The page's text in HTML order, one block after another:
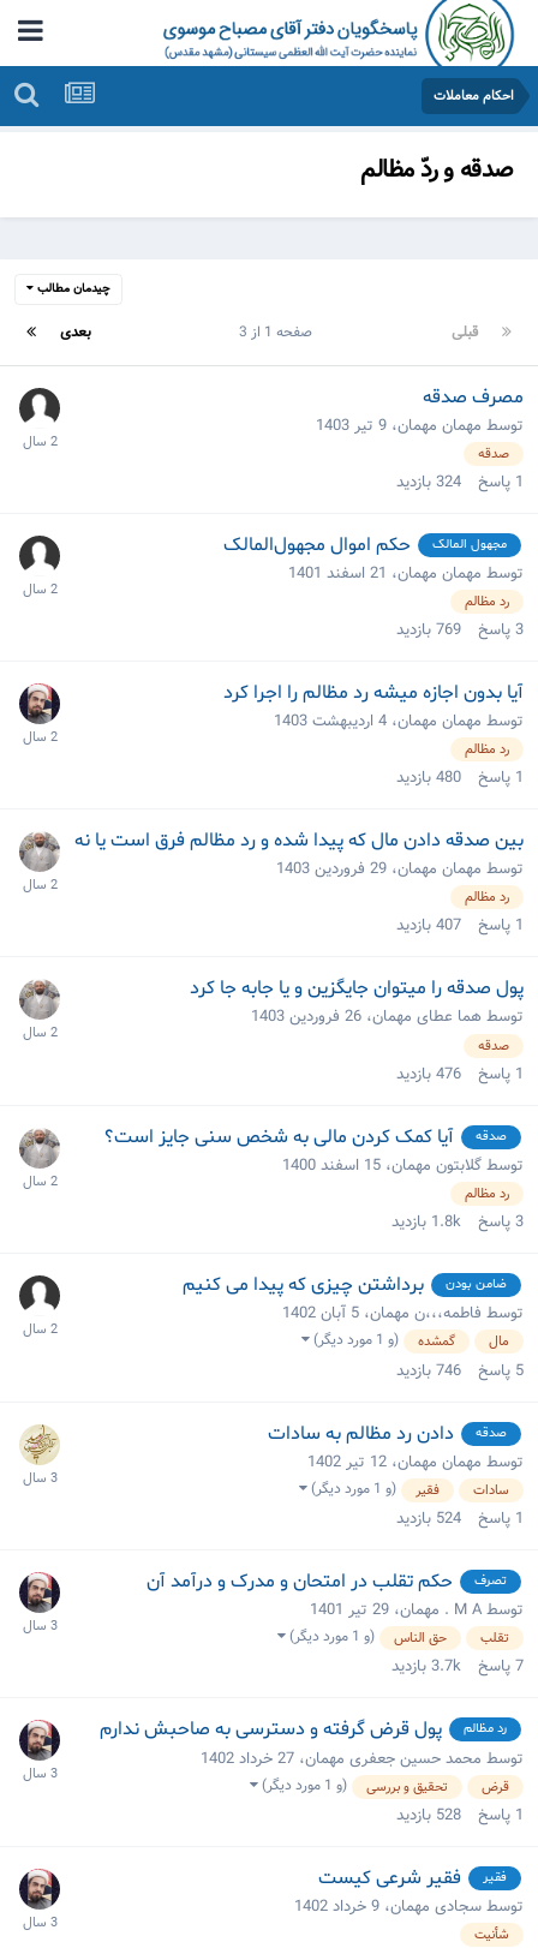
احکام معاملات
صدقه و ردّ مظالم
چیدمان مطالب
قبلی بعدی صفحه 1 از 3
مصرف صدقه
توسط مهمان مهمان، 9 تیر 1403
صدقه
1 پاسخ 324بازدید
مجهول المالک حکم اموال مجهول‌المالک
توسط مهمان مهمان، 21 اسفند 1401
رد مظالم
3پاسخ 769بازدید
آیا بدون اجازه میشه رد مظالم را اجرا کرد
توسط مهمان مهمان، 4 اردیبهشت 1403
رد مظالم
1 پاسخ 480بازدید
بين صدقه دادن مال كه پيدا شده و رد مظالم فرق است يا نه
توسط مهمان مهمان، 29 فروردین 1403
رد مظالم
1 پاسخ 407بازدید
پول صدقه را میتوان جایگزین و یا جابه جا کرد
توسط هما عطای مهمان، 26 فروردین 1403
صدقه
1 پاسخ 476بازدید
صدقه آیا کمک کردن مالی به شخص سنی جایز است؟
توسط گلابتون مهمان، 15 اسفند 1400
رد مظالم
3پاسخ 1.8k بازدید
ضامن بودن برداشتن چیزی که پیدا می کنیم
توسط فاطمه،،،ن مهمان، 5 آبان 1402
مال گمشده (و 1 مورد دیگر)
5 پاسخ 746بازدید
صدقه دادن رد مظالم به سادات
توسط مهمان مهمان، 12 تیر 1402
سادات فقیر (و 1 مورد دیگر)
1 پاسخ 524 بازدید
تصرف حکم تقلب در امتحان و مدرک و درآمد آن
توسط M A . مهمان، 29 تیر 1401
تقلب حق الناس (و 1 مورد دیگر)
7پاسخ 3.7kبازدید
رد مظالم پول قرض گرفته و دسترسی به صاحبش ندارم
توسط محمد حسین جعفری مهمان، 27 خرداد 1402
قرض تحقیق و بررسی (و 1 مورد دیگر)
1 پاسخ 528 بازدید
فقیر فقیر شرعی کیست
توسط سجادی مهمان، 9 خرداد 1402
شأنیت